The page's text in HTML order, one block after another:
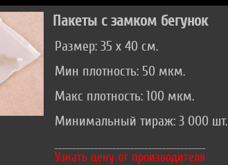
Пакеты с замком бегунок
Размер: 35 х 40 см.
Мин плотность: 50 мкм.
Макс плотность: 100 мкм.
Минимальный тираж: 3 000 шт.
Узнать цену от производителя